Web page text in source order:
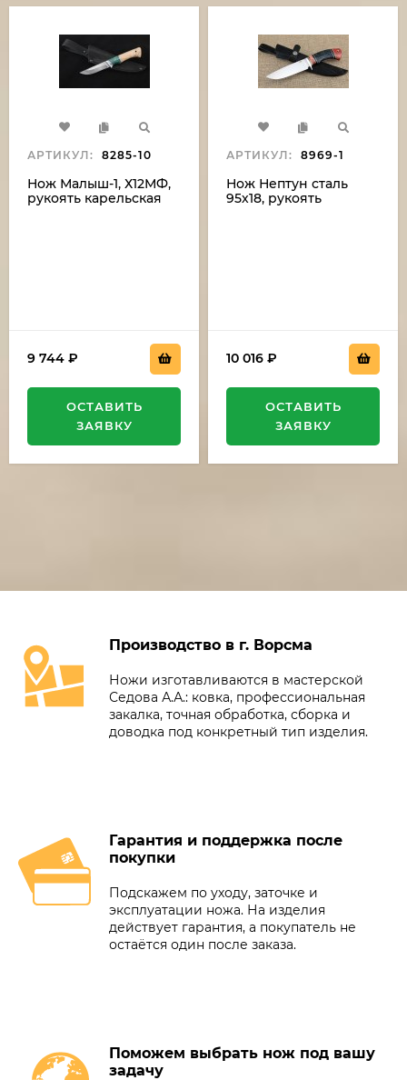
АРТИКУЛ: 8285-10
Нож Малыш-1, Х12МФ,
рукоять карельская
9 744 ₽
ОСТАВИТЬ
ЗАЯВКУ
АРТИКУЛ: 8969-1
Нож Нептун сталь
95х18, рукоять
10 016 ₽
ОСТАВИТЬ
ЗАЯВКУ
Производство в г. Ворсма
Ножи изготавливаются в мастерской
Седова А.А.: ковка, профессиональная
закалка, точная обработка, сборка и
доводка под конкретный тип изделия.
Гарантия и поддержка после
покупки
Подскажем по уходу, заточке и
эксплуатации ножа. На изделия
действует гарантия, а покупатель не
остаётся один после заказа.
Поможем выбрать нож под вашу
задачу